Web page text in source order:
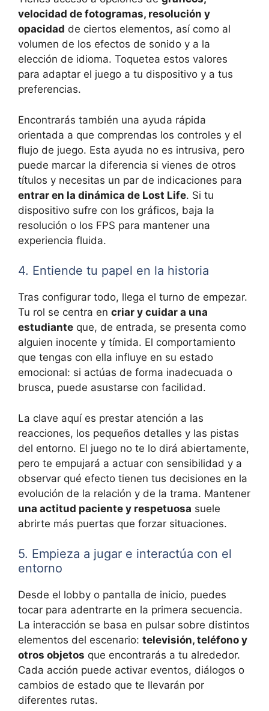
velocidad de fotogramas, resolución y
opacidad de ciertos elementos, así como al
volumen de los efectos de sonido y a la
elección de idioma. Toquetea estos valores
para adaptar el juego a tu dispositivo y a tus
preferencias.
Encontrarás también una ayuda rápida
orientada a que comprendas los controles y el
flujo de juego. Esta ayuda no es intrusiva, pero
puede marcar la diferencia si vienes de otros
títulos y necesitas un par de indicaciones para
entrar en la dinámica de Lost Life. Si tu
dispositivo sufre con los gráficos, baja la
resolución o los FPS para mantener una
experiencia fluida.
4. Entiende tu papel en la historia
Tras configurar todo, llega el turno de empezar.
Tu rol se centra en criar y cuidar a una
estudiante que, de entrada, se presenta como
alguien inocente y tímida. El comportamiento
que tengas con ella influye en su estado
emocional: si actúas de forma inadecuada o
brusca, puede asustarse con facilidad.
La clave aquí es prestar atención a las
reacciones, los pequeños detalles y las pistas
del entorno. El juego no te lo dirá abiertamente,
pero te empujará a actuar con sensibilidad y a
observar qué efecto tienen tus decisiones en la
evolución de la relación y de la trama. Mantener
una actitud paciente y respetuosa suele
abrirte más puertas que forzar situaciones.
5. Empieza a jugar e interactúa con el
entorno
Desde el lobby o pantalla de inicio, puedes
tocar para adentrarte en la primera secuencia.
La interacción se basa en pulsar sobre distintos
elementos del escenario: televisión, teléfono y
otros objetos que encontrarás a tu alrededor.
Cada acción puede activar eventos, diálogos o
cambios de estado que te llevarán por
diferentes rutas.